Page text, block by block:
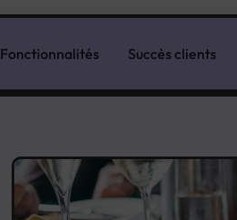
Fonctionnalités Succès clients